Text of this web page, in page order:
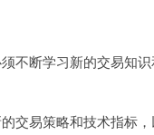
不断学习新的交易知
交易策略和技术指标，